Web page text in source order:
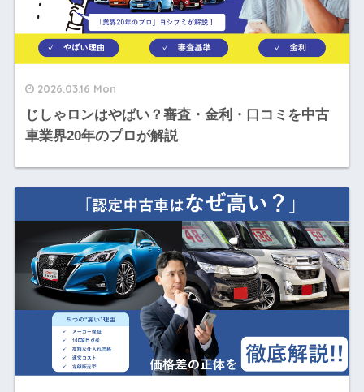
2026.03.16 Mon
じしゃロンはやばい？審査・金利・口コミを中古
車業界20年のプロが解説